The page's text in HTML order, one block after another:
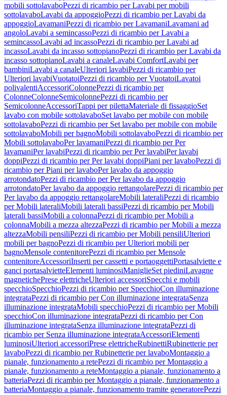
mobili sottolavaboPezzi di ricambio per Lavabi per mobili
sottolavaboLavabi da appoggioPezzi di ricambio per Lavabi da
appoggioLavamaniPezzi di ricambio per LavamaniLavamani ad
angoloLavabi a semincassoPezzi di ricambio per Lavabi a
semincassoLavabi ad incassoPezzi di ricambio per Lavabi ad
incassoLavabi da incasso sottopianoPezzi di ricambio per Lavabi da
incasso sottopianoLavabi a canaleLavabi ComfortLavabi per
bambiniLavabi a canaleUlteriori lavabiPezzi di ricambio per
Ulteriori lavabiVuotatoiPezzi di ricambio per VuotatoiLavatoi
polivalentiAccessoriColonnePezzi di ricambio per
ColonneColonneSemicolonnePezzi di ricambio per
SemicolonneAccessoriTappi per pilettaMateriale di fissaggioSet
lavabo con mobile sottolavaboSet lavabo per mobile con mobile
sottolavaboPezzi di ricambio per Set lavabo per mobile con mobile
sottolavaboMobili per bagnoMobili sottolavaboPezzi di ricambio per
Mobili sottolavaboPer lavamaniPezzi di ricambio per Per
lavamaniPer lavabiPezzi di ricambio per Per lavabiPer lavabi
doppiPezzi di ricambio per Per lavabi doppiPiani per lavaboPezzi di
ricambio per Piani per lavaboPer lavabo da appoggio
arrotondatoPezzi di ricambio per Per lavabo da appoggio
arrotondatoPer lavabo da appoggio rettangolarePezzi di ricambio per
Per lavabo da appoggio rettangolareMobili lateraliPezzi di ricambio
per Mobili lateraliMobili laterali bassiPezzi di ricambio per Mobili
laterali bassiMobili a colonnaPezzi di ricambio per Mobili a
colonnaMobili a mezza altezzaPezzi di ricambio per Mobili a mezza
altezzaMobili pensiliPezzi di ricambio per Mobili pensiliUlteriori
mobili per bagnoPezzi di ricambio per Ulteriori mobili per
bagnoMensole contenitorePezzi di ricambio per Mensole
contenitoreAccessoriInserti per cassetti e portaoggettiPortasalviette e
ganci portasalvietteElementi luminosiManiglieSet piediniLavagne
magnetichePrese elettricheUlteriori accessoriSpecchi e mobili
specchioSpecchioPezzi di ricambio per SpecchioCon illuminazione
integrataPezzi di ricambio per Con illuminazione integrataSenza
illuminazione integrataMobili specchioPezzi di ricambio per Mobili
specchioCon illuminazione integrataPezzi di ricambio per Con
illuminazione integrataSenza illuminazione integrataPezzi di
ricambio per Senza illuminazione integrataAccessoriElementi
luminosiUlteriori accessoriPrese elettricheRubinettiRubinetterie per
lavaboPezzi di ricambio per Rubinetterie per lavaboMontaggio a
pianale, funzionamento a retePezzi di ricambio per Montaggio a
pianale, funzionamento a reteMontaggio a pianale, funzionamento a
batteriaPezzi di ricambio per Montaggio a pianale, funzionamento a
batteriaMontaggio a pianale, funzionamento tramite generatorePezzi